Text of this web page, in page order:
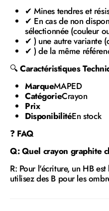
✔ Mines tendres et
✔ En cas de non
sélectionnée (couleur
✔ ) une autre variante
✔ ) de la même
🔍Caractéristiques
MarqueMAPED
CatégorieCrayon
Prix
DisponibilitéEn stock
❓ FAQ
Q: Quel crayon graphite
R: Pour l'écriture, un HB
utilisez des B pour les